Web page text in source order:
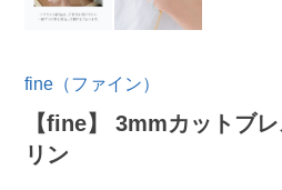
fine（ファイン）
【fine】 3mmカットブ
リン